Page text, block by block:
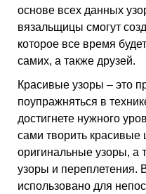
основе всех данных
вязальщицы смогут
которое все время
самих, а также друзей.
Красивые узоры – это
поупражняться в
достигнете нужного
сами творить
оригинальные узоры, а
узоры и переплетения.
использовано для